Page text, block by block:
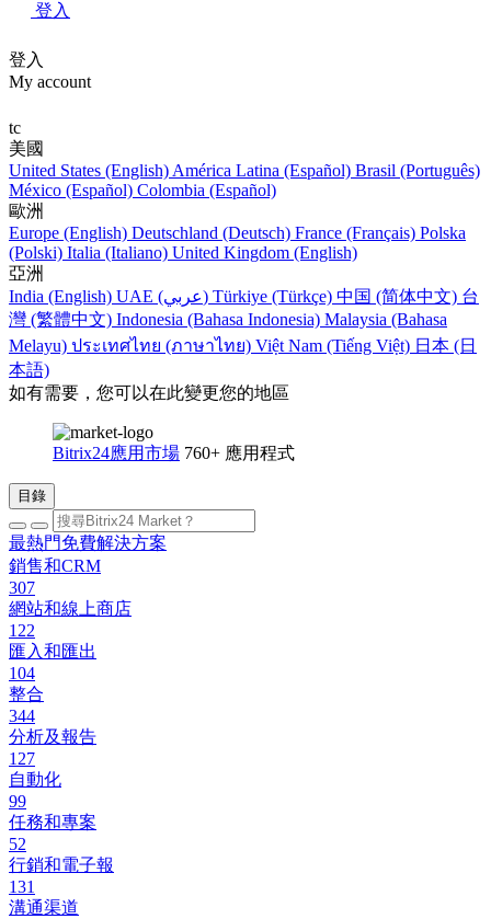
登入
登入
My account
tc
美國
United States (English) América Latina (Español) Brasil (Português)
México (Español) Colombia (Español)
歐洲
Europe (English) Deutschland (Deutsch) France (Français) Polska
(Polski) Italia (Italiano) United Kingdom (English)
亞洲
India (English)
UAE (عربي) Türkiye (Türkçe) 中国 (简体中文) 台
灣 (繁體中文) Indonesia (Bahasa Indonesia) Malaysia (Bahasa
Melayu) ประเทศไทย (ภาษาไทย) Việt Nam (Tiếng Việt) 日本 (日
本語)
如有需要，您可以在此變更您的地區
Bitrix24應用市場 760+ 應用程式
目錄
最熱門免費解決方案
銷售和CRM
307
網站和線上商店
122
匯入和匯出
104
整合
344
分析及報告
127
自動化
99
任務和專案
52
行銷和電子報
131
溝通渠道